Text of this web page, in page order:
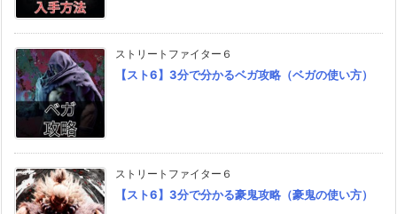
ストリートファイター６
【スト6】3分で分かるベガ攻略（ベガの使い方）
ストリートファイター６
【スト6】3分で分かる豪鬼攻略（豪鬼の使い方）